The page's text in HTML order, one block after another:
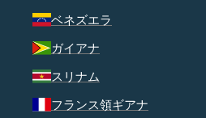
ベネズエラ
ガイアナ
スリナム
フランス領ギアナ